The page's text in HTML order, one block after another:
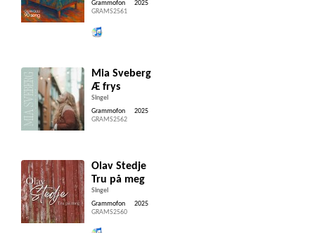
Grammofon
GRAMS2561
2025
Mia Sveberg
Æ frys
Singel
Grammofon
GRAMS2562
2025
Olav Stedje
Tru på meg
Singel
Grammofon
GRAMS2560
2025